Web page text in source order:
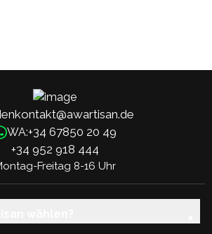
WA:+34 67850 20 49
+34 952 918 444
Freitag 8-16 Uhr